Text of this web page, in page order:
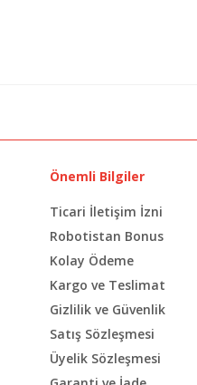
Önemli Bilgiler
Ticari İletişim İzni
Robotistan Bonus
Kolay Ödeme
Kargo ve Teslimat
Gizlilik ve Güvenlik
Satış Sözleşmesi
Üyelik Sözleşmesi